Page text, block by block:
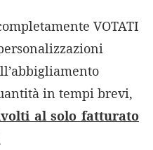
VOTATI
in tempi brevi,
al solo fatturato